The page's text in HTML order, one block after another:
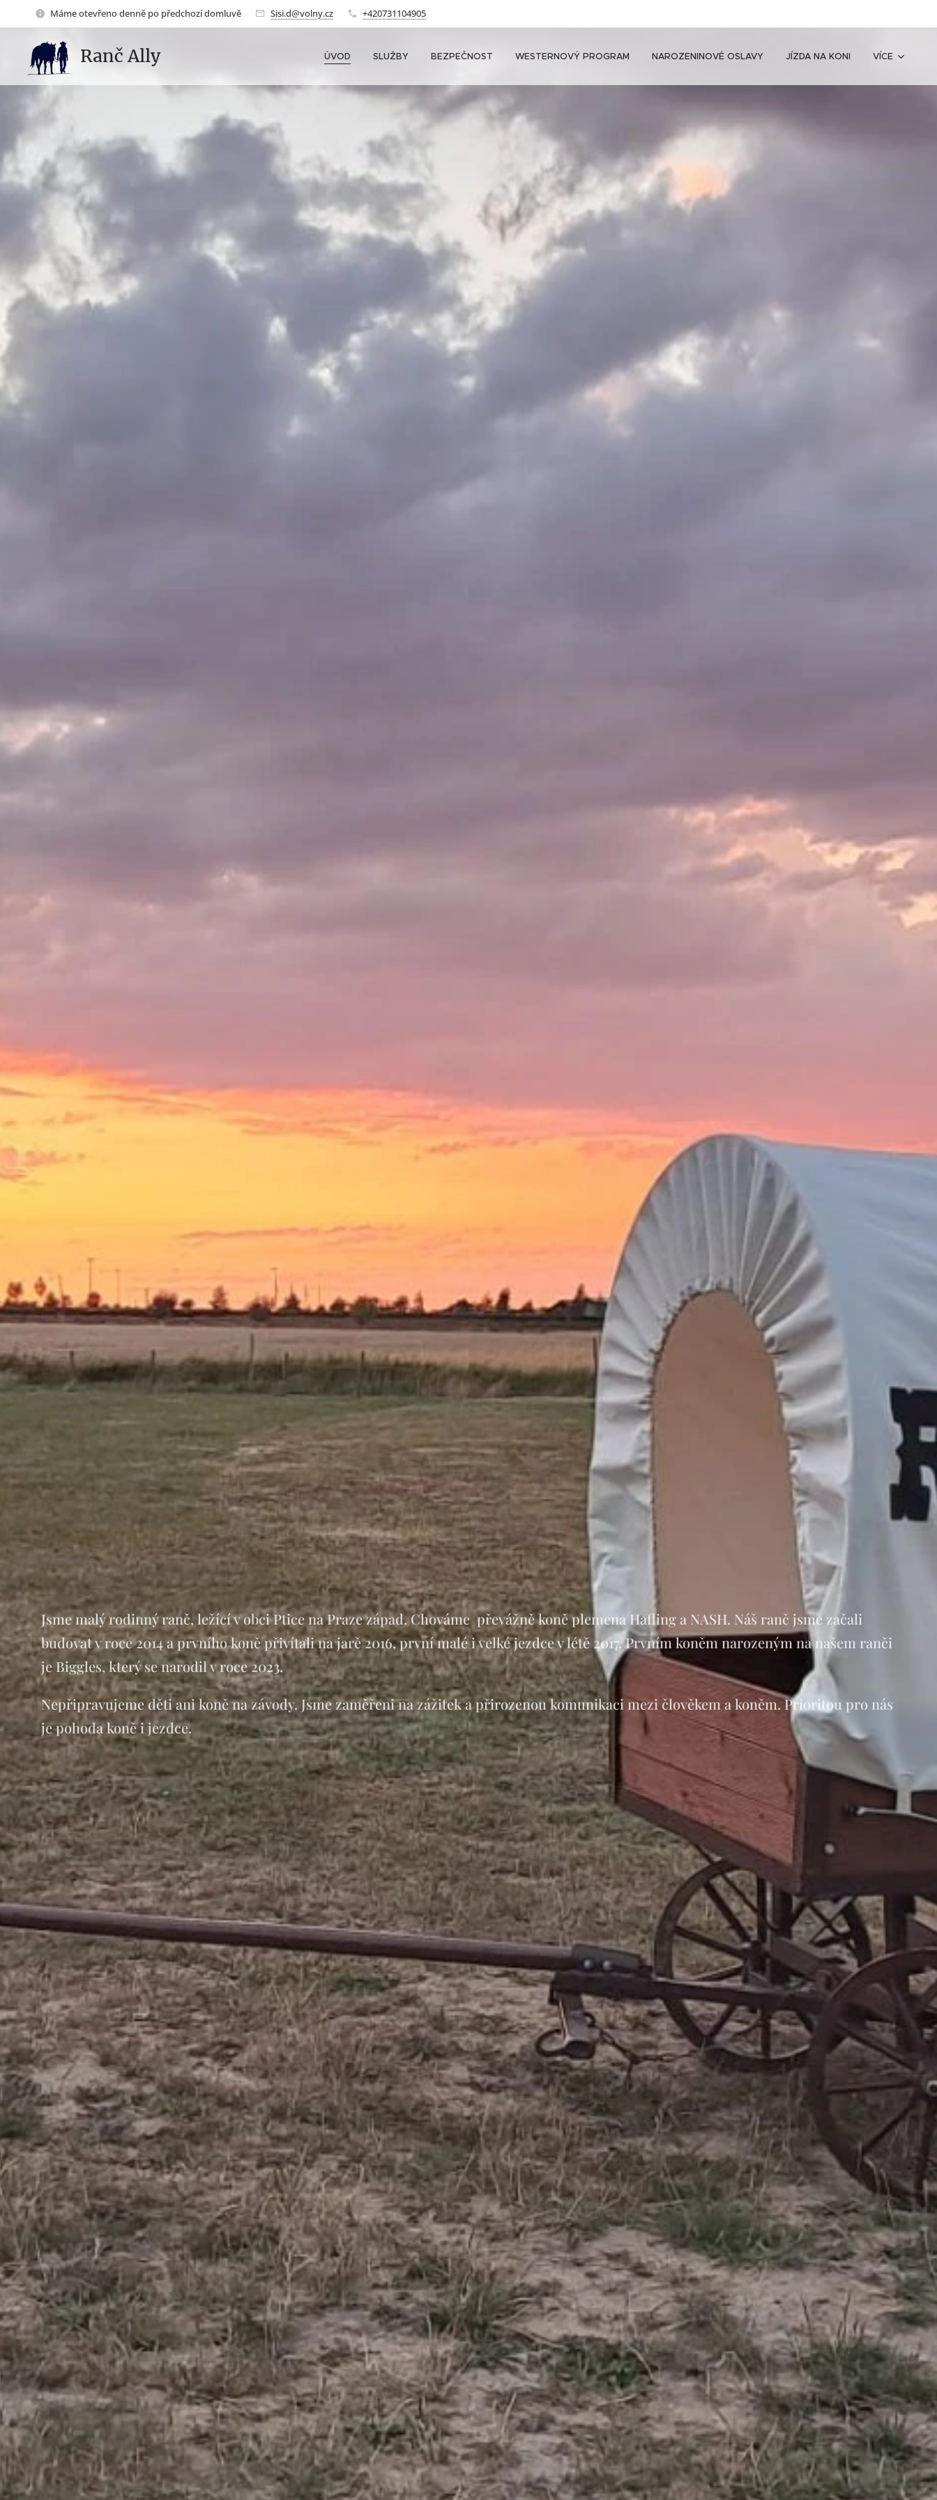
Máme otevřeno denně po předchozí domluvě Sisi.d@volny.cz +420731104905
Ranč Ally ÚVOD SLUŽBY BEZPEČNOST WESTERNOVÝ PROGRAM NAROZENINOVÉ OSLAVY JÍZDA NA KONI VÍCE
Jsme malý rodinný ranč, ležící v obci Ptice na Praze západ. Chováme převážně koně plemena Hafling a NASH. Náš ranč jsme začali
budovat v roce 2014 a prvního koně přivítali na jarě 2016, první malé i velké jezdce v létě 2017. Prvním koněm narozeným na našem ranči
je Biggles, který se narodil v roce 2023.
Nepřipravujeme děti ani koně na závody. Jsme zaměřeni na zážitek a přirozenou komunikaci mezi člověkem a koněm. Prioritou pro nás
je pohoda koně i jezdce.